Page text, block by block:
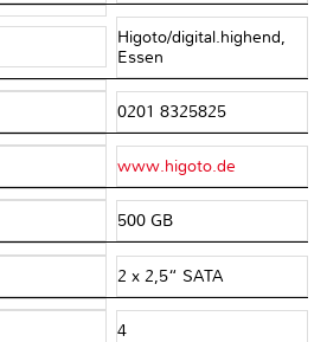
Higoto/digital.highend,
Essen
0201 8325825
www.higoto.de
500 GB
2 x 2,5“ SATA
4